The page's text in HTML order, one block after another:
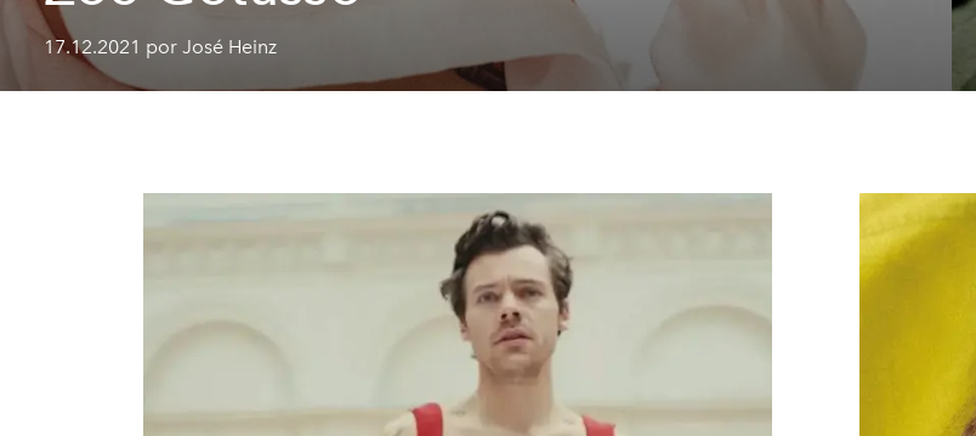
17.12.2021 por José Heinz